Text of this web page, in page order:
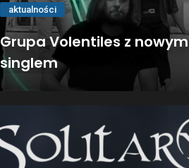
aktualności
Grupa Volentiles z nowym
singlem